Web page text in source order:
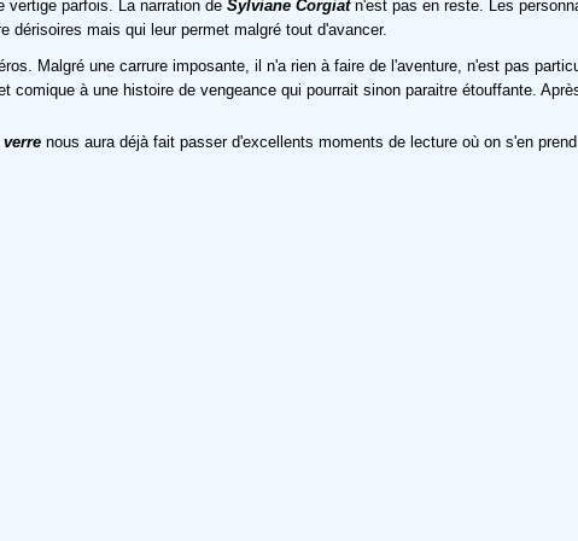
parfois. La narration de Sylviane Corgiatn'est pas en reste. Les
dérisoires mais qui leur permet malgré tout d'avancer.
Malgré une carrure imposante, il n'a rien à faire de l'aventure, n'est pas
comique à une histoire de vengeance qui pourrait sinon paraitre étouffante.
verre nous aura déjà fait passer d'excellents moments de lecture où on s'en